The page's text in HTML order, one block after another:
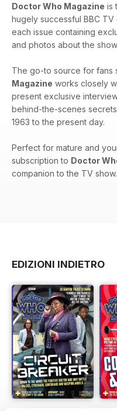
Doctor Who Magazine is
hugely successful BBC TV
each issue containing
and photos about the
The go-to source for fans
Magazine works closely
present exclusive
behind-the-scenes
1963 to the present day.
Perfect for mature and
subscription to Doctor
companion to the TV show.
EDIZIONI INDIETRO